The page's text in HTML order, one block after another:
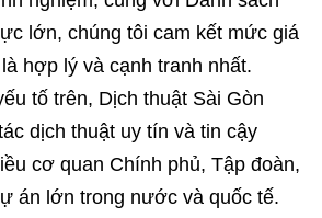
lớn, chúng tôi cam kết mức giá
hợp lý và cạnh tranh nhất.
tố trên, Dịch thuật Sài Gòn
dịch thuật uy tín và tin cậy
cơ quan Chính phủ, Tập đoàn,
án lớn trong nước và quốc tế.